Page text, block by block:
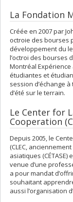
La Fondation
Créée en 2007 par
octroie des bourses
développement du
l’octroi des bourses
Montréal Expérience
étudiantes et
session d’échange
d’été sur le terrain.
Le Center for
Cooperation
Depuis 2005, le
(CLEC,
asiatiques
venue d’une
a pour mandat
souhaitant
aussi l’organisation